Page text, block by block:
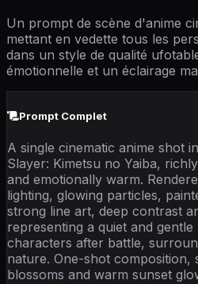
Un prompt de scène d'anime
mettant en vedette tous les
dans un style de qualité
émotionnelle et un éclairage
Prompt Complet
A single cinematic anime shot
Slayer: Kimetsu no Yaiba,
and emotionally warm.
lighting, glowing particles,
strong line art, deep contrast
representing a quiet and
characters after battle,
nature. One-shot composition,
blossoms and warm sunset